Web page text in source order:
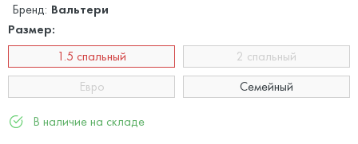
Бренд: Вальтери
Размер:
1.5 спальный
2 спальный
Евро
Семейный
В наличие на складе